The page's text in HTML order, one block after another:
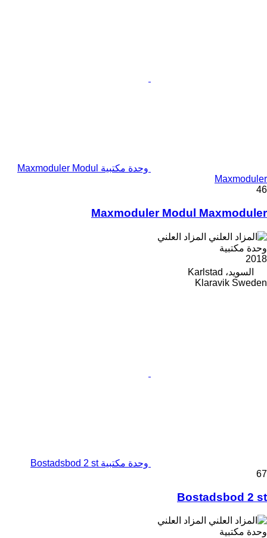
وحدة مكتبية Maxmoduler Modul
Maxmoduler
46
Maxmoduler Modul Maxmoduler
المزاد العلني
وحدة مكتبية
2018
السويد، Karlstad
Klaravik Sweden
وحدة مكتبية Bostadsbod 2 st
67
Bostadsbod 2 st
المزاد العلني
وحدة مكتبية